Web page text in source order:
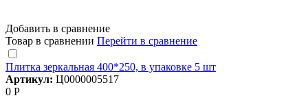
Добавить в сравнение
Товар в сравнении Перейти в сравнение
Плитка зеркальная 400*250, в упаковке 5 шт
Артикул: Ц0000005517
0 Р